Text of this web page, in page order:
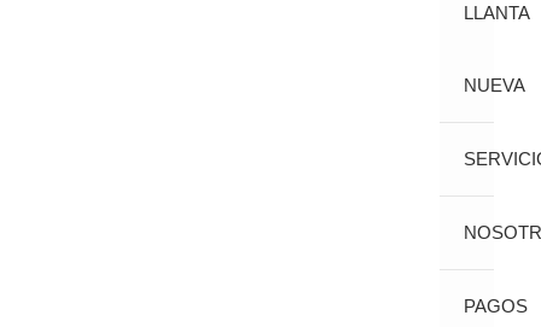
LLANTA
NUEVA
PAGOS